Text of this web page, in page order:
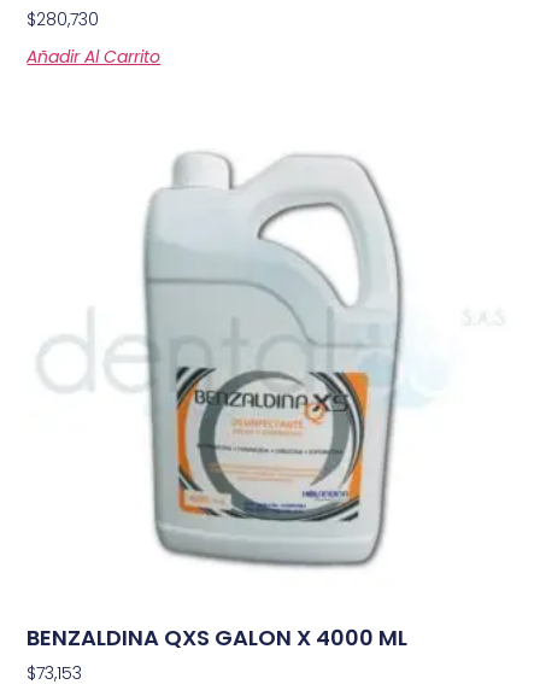
$280,730
Añadir Al Carrito
BENZALDINA QXS GALON X 4000 ML
$73,153